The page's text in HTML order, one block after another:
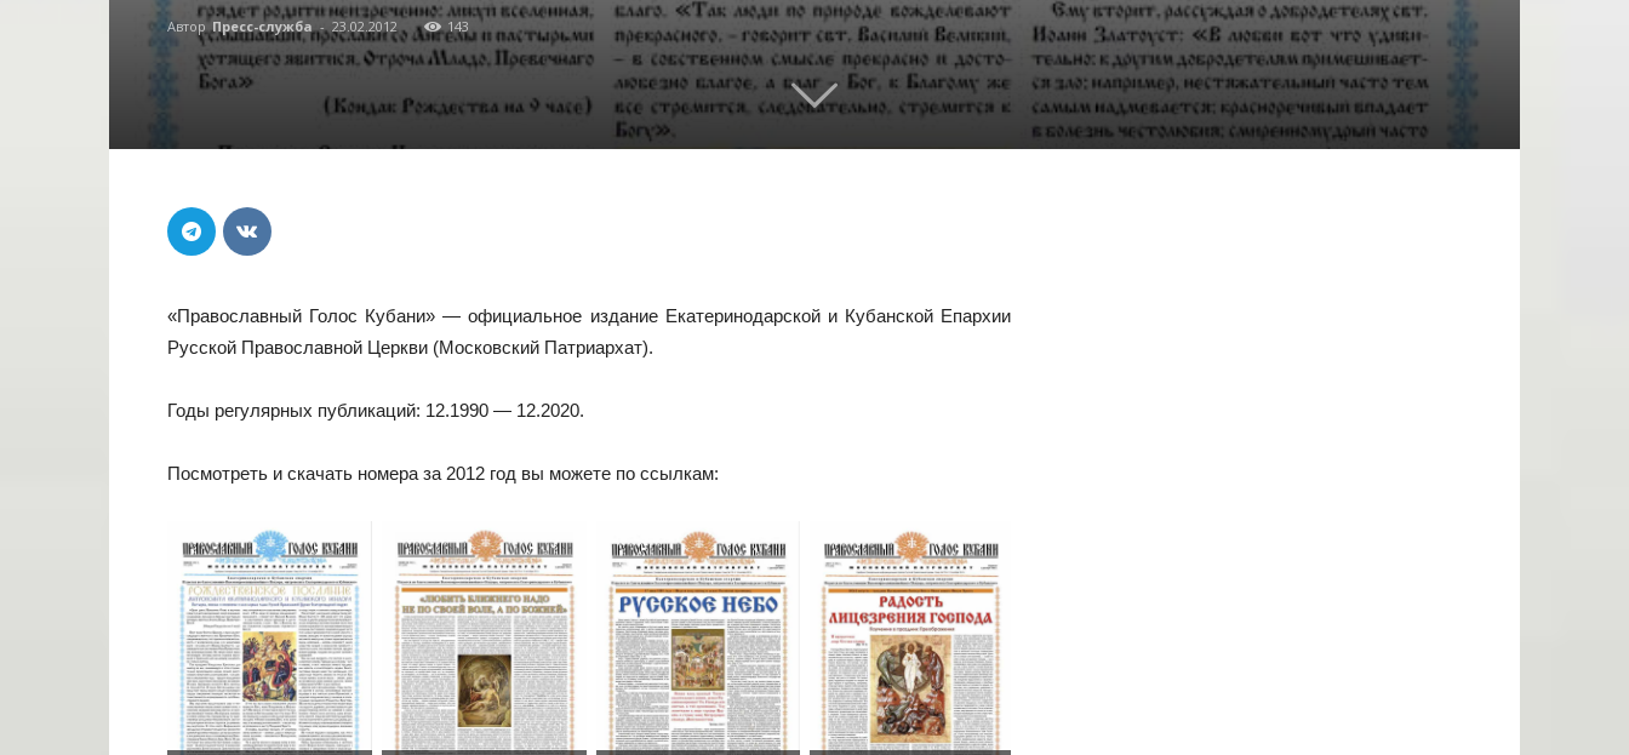
Автор Пресс-служба - 23.02.2012 143
«Православный Голос Кубани» — официальное издание Екатеринодарской и Кубанской Епархии
Русской Православной Церкви (Московский Патриархат).
Годы регулярных публикаций: 12.1990 — 12.2020.
Посмотреть и скачать номера за 2012 год вы можете по ссылкам: